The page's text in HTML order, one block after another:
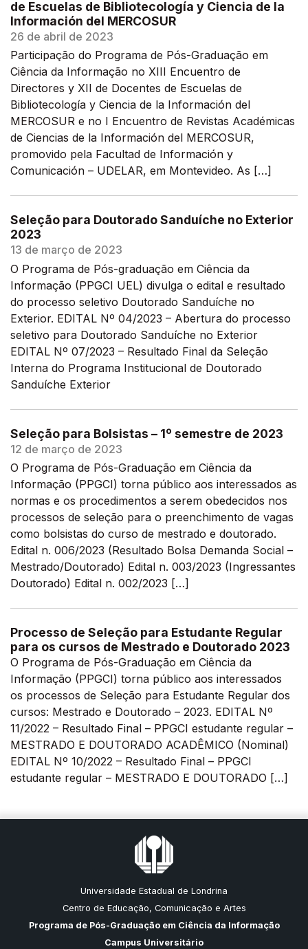
de Escuelas de Bibliotecología y Ciencia de la
Información del MERCOSUR
26 de abril de 2023
Participação do Programa de Pós-Graduação em
Ciência da Informação no XIII Encuentro de
Directores y XII de Docentes de Escuelas de
Bibliotecología y Ciencia de la Información del
MERCOSUR e no I Encuentro de Revistas Académicas
de Ciencias de la Información del MERCOSUR,
promovido pela Facultad de Información y
Comunicación – UDELAR, em Montevideo. As […]
Seleção para Doutorado Sanduíche no Exterior
2023
13 de março de 2023
O Programa de Pós-graduação em Ciência da
Informação (PPGCI UEL) divulga o edital e resultado
do processo seletivo Doutorado Sanduíche no
Exterior. EDITAL Nº 04/2023 – Abertura do processo
seletivo para Doutorado Sanduíche no Exterior
EDITAL Nº 07/2023 – Resultado Final da Seleção
Interna do Programa Institucional de Doutorado
Sanduíche Exterior
Seleção para Bolsistas – 1º semestre de 2023
12 de março de 2023
O Programa de Pós-Graduação em Ciência da
Informação (PPGCI) torna público aos interessados as
normas e os procedimentos a serem obedecidos nos
processos de seleção para o preenchimento de vagas
como bolsistas do curso de mestrado e doutorado.
Edital n. 006/2023 (Resultado Bolsa Demanda Social –
Mestrado/Doutorado) Edital n. 003/2023 (Ingressantes
Doutorado) Edital n. 002/2023 […]
Processo de Seleção para Estudante Regular
para os cursos de Mestrado e Doutorado 2023
O Programa de Pós-Graduação em Ciência da
Informação (PPGCI) torna público aos interessados
os processos de Seleção para Estudante Regular dos
cursos: Mestrado e Doutorado – 2023. EDITAL Nº
11/2022 – Resultado Final – PPGCI estudante regular –
MESTRADO E DOUTORADO ACADÊMICO (Nominal)
EDITAL Nº 10/2022 – Resultado Final – PPGCI
estudante regular – MESTRADO E DOUTORADO […]
Universidade Estadual de Londrina
Centro de Educação, Comunicação e Artes
Programa de Pós-Graduação em Ciência da Informação
Campus Universitário